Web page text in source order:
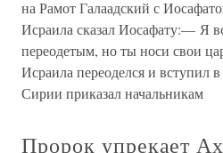
на Рамот Галаадский с
Исраила сказал Иосафату:— Я
переодетым, но ты носи свои
Исраила переоделся и вступил
Сирии приказал начальникам
Пророк упрекает